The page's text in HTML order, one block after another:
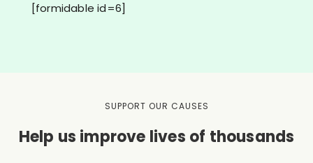
[formidable id=6]
SUPPORT OUR CAUSES
Help us improve lives of thousands